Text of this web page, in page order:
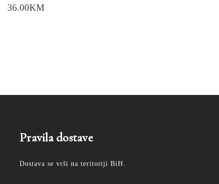
36.00KM
Pravila dostave
Dostava se vrši na teritoriji BiH.